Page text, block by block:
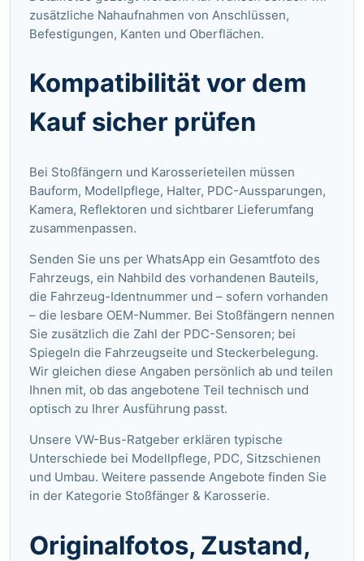
zusätzliche Nahaufnahmen von Anschlüssen,
Befestigungen, Kanten und Oberflächen.
Kompatibilität vor dem
Kauf sicher prüfen
Bei Stoßfängern und Karosserieteilen müssen
Bauform, Modellpflege, Halter, PDC-Aussparungen,
Kamera, Reflektoren und sichtbarer Lieferumfang
zusammenpassen.
Senden Sie uns per WhatsApp ein Gesamtfoto des
Fahrzeugs, ein Nahbild des vorhandenen Bauteils,
die Fahrzeug-Identnummer und – sofern vorhanden
– die lesbare OEM-Nummer. Bei Stoßfängern nennen
Sie zusätzlich die Zahl der PDC-Sensoren; bei
Spiegeln die Fahrzeugseite und Steckerbelegung.
Wir gleichen diese Angaben persönlich ab und teilen
Ihnen mit, ob das angebotene Teil technisch und
optisch zu Ihrer Ausführung passt.
Unsere VW-Bus-Ratgeber erklären typische
Unterschiede bei Modellpflege, PDC, Sitzschienen
und Umbau. Weitere passende Angebote finden Sie
in der Kategorie Stoßfänger & Karosserie.
Originalfotos, Zustand,